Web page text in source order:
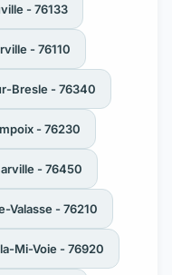
- 76133
- 76110
Bresle - 76340
- 76230
- 76450
Valasse - 76210
Mi-Voie - 76920